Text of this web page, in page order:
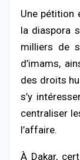
Une pétition
la diaspora
milliers de
d’imams,
des droits
s’y
centraliser
l’affaire.
À Dakar,